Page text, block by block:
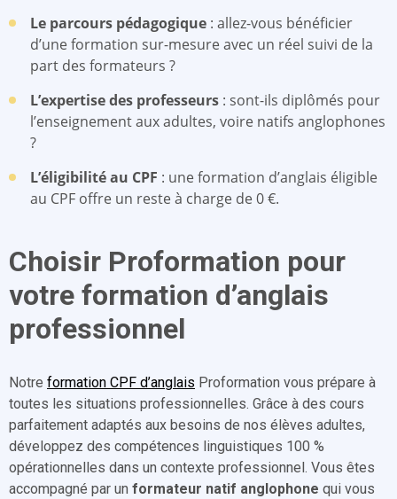
Le parcours pédagogique : allez-vous bénéficier
d’une formation sur-mesure avec un réel suivi de la
part des formateurs ?
L’expertise des professeurs : sont-ils diplômés pour
l’enseignement aux adultes, voire natifs anglophones
?
L’éligibilité au CPF : une formation d’anglais éligible
au CPF offre un reste à charge de 0 €.
Choisir Proformation pour
votre formation d’anglais
professionnel
Notre formation CPF d’anglais Proformation vous prépare à
toutes les situations professionnelles. Grâce à des cours
parfaitement adaptés aux besoins de nos élèves adultes,
développez des compétences linguistiques 100 %
opérationnelles dans un contexte professionnel. Vous êtes
accompagné par un formateur natif anglophone qui vous